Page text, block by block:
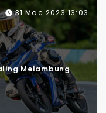
31 Mac 2023 13:03
Melambung